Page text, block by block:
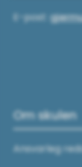
E-post:
Om skulen
Ansvarleg